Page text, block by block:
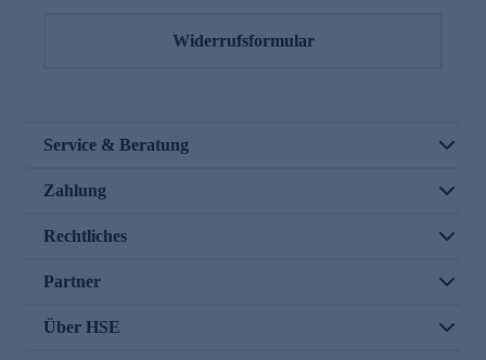
Widerrufsformular
Service & Beratung
Zahlung
Rechtliches
Partner
Über HSE